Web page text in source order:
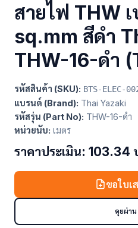
สายไฟ THW เ
sq.mm สีดำ
THW-16-ดำ
รหัสสินค้า (SKU): BTS-ELEC-
แบรนด์ (Brand): Thai Yazaki
รหัสรุ่น (Part No): THW-16-ดำ
หน่วยนับ: เมตร
ราคาประเมิน: 103.34
ขอใบเ
คุยผ่าน